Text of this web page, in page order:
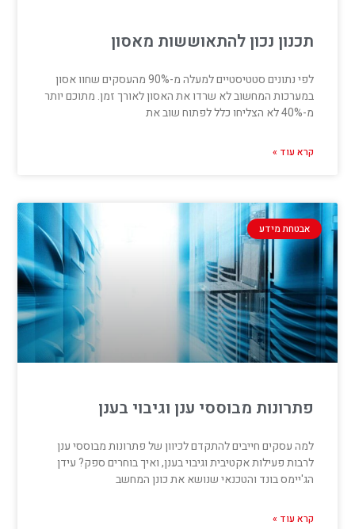
תכנון נכון להתאוששות מאסון
לפי נתונים סטטיסטיים למעלה מ-90% מהעסקים שחוו אסון
במערכות המחשוב לא שרדו את האסון לאורך זמן. מתוכם יותר
מ-40% לא הצליחו כלל לפתוח שוב את
קרא עוד »
אבטחת מידע
פתרונות מבוססי ענן וגיבוי בענן
למה עסקים חייבים להתקדם לכיוון של פתרונות מבוססי ענן
לרבות פעילות אקטיבית וגיבוי בענן, ואיך בוחרים ספק? עידן
הג'יימס בונד והטכנאי שנושא את כונן המחשב
קרא עוד »